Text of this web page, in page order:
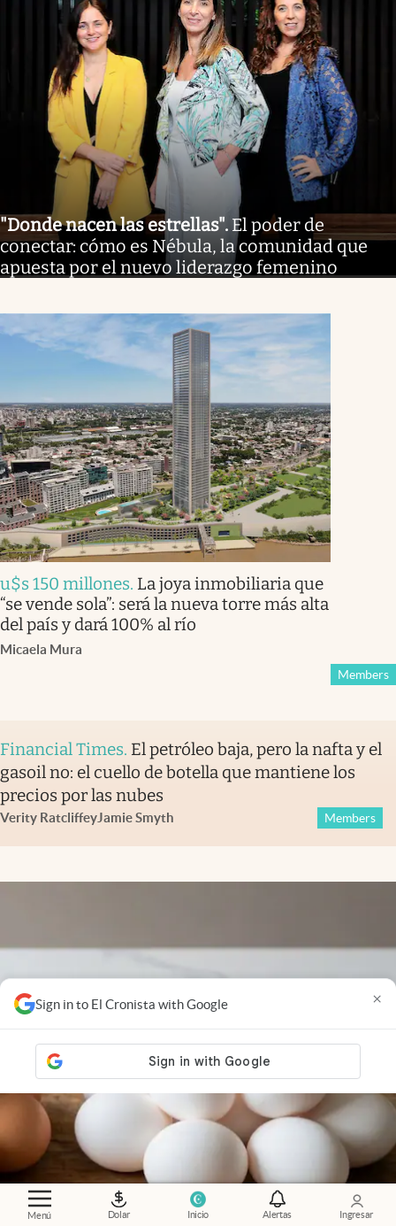
Menú Dolar Inicio Alertas Ingresar
Sign in to El Cronista with Google ×
"Donde nacen las estrellas". El poder de
conectar: cómo es Nébula, la comunidad que
apuesta por el nuevo liderazgo femenino
u$s 150 millones. La joya inmobiliaria que
“se vende sola”: será la nueva torre más alta
del país y dará 100% al río
Micaela Mura
Members
Financial Times. El petróleo baja, pero la nafta y el
gasoil no: el cuello de botella que mantiene los
precios por las nubes
Verity RatcliffeyJamie Smyth Members